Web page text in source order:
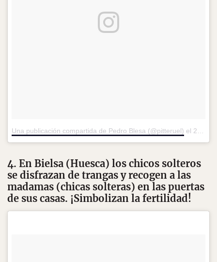
Una publicación compartida de Pedro Blesa (@pitteruel) el 25 de Feb de 2017 a la(s) 1:56 PST
4. En Bielsa (Huesca) los chicos solteros
se disfrazan de trangas y recogen a las
madamas (chicas solteras) en las puertas
de sus casas. ¡Simbolizan la fertilidad!